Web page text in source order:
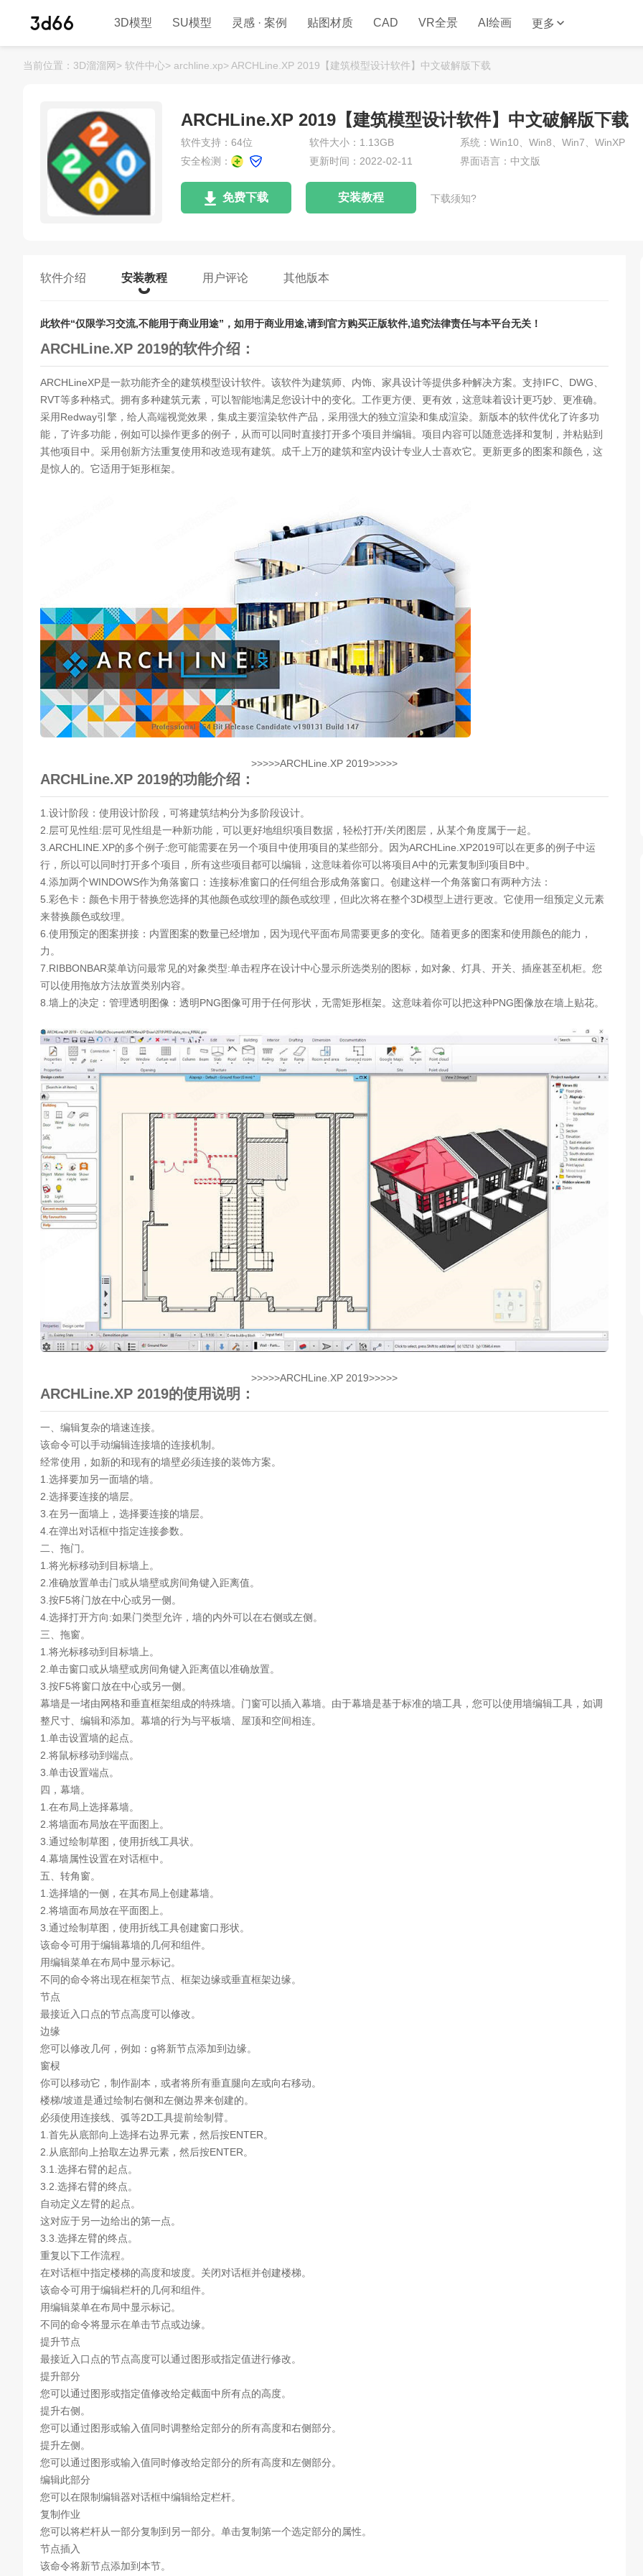
3D模型 SU模型 灵感 · 案例 贴图材质 CAD VR全景 AI绘画 更多
当前位置： 3D溜溜网> 软件中心> archline.xp> ARCHLine.XP 2019【建筑模型设计软件】中文破解版下载
ARCHLine.XP 2019【建筑模型设计软件】中文破解版下载
软件支持：64位 软件大小：1.13GB
系统：Win10、Win8、Win7、WinXP
安全检测：
更新时间：2022-02-11 界面语言：中文版
免费下载 安装教程 下载须知?
软件介绍 安装教程 用户评论 其他版本
此软件“仅限学习交流,不能用于商业用途”，如用于商业用途,请到官方购买正版软件,追究法律责任与本平台无关！
ARCHLine.XP 2019的软件介绍：
ARCHLineXP是一款功能齐全的建筑模型设计软件。该软件为建筑师、内饰、家具设计等提供多种解决方案。支持IFC、DWG、
RVT等多种格式。拥有多种建筑元素，可以智能地满足您设计中的变化。工作更方便、更有效，这意味着设计更巧妙、更准确。
采用Redway引擎，给人高端视觉效果，集成主要渲染软件产品，采用强大的独立渲染和集成渲染。新版本的软件优化了许多功
能，了许多功能，例如可以操作更多的例子，从而可以同时直接打开多个项目并编辑。项目内容可以随意选择和复制，并粘贴到
其他项目中。采用创新方法重复使用和改造现有建筑。成千上万的建筑和室内设计专业人士喜欢它。更新更多的图案和颜色，这
是惊人的。它适用于矩形框架。
>>>>>ARCHLine.XP 2019>>>>>
ARCHLine.XP 2019的功能介绍：
1.设计阶段：使用设计阶段，可将建筑结构分为多阶段设计。
2.层可见性组:层可见性组是一种新功能，可以更好地组织项目数据，轻松打开/关闭图层，从某个角度属于一起。
3.ARCHLINE.XP的多个例子:您可能需要在另一个项目中使用项目的某些部分。因为ARCHLine.XP2019可以在更多的例子中运
行，所以可以同时打开多个项目，所有这些项目都可以编辑，这意味着你可以将项目A中的元素复制到项目B中。
4.添加两个WINDOWS作为角落窗口：连接标准窗口的任何组合形成角落窗口。创建这样一个角落窗口有两种方法：
5.彩色卡：颜色卡用于替换您选择的其他颜色或纹理的颜色或纹理，但此次将在整个3D模型上进行更改。它使用一组预定义元素
来替换颜色或纹理。
6.使用预定的图案拼接：内置图案的数量已经增加，因为现代平面布局需要更多的变化。随着更多的图案和使用颜色的能力，
力。
7.RIBBONBAR菜单访问最常见的对象类型:单击程序在设计中心显示所选类别的图标，如对象、灯具、开关、插座甚至机柜。您
可以使用拖放方法放置类别内容。
8.墙上的决定：管理透明图像：透明PNG图像可用于任何形状，无需矩形框架。这意味着你可以把这种PNG图像放在墙上贴花。
>>>>>ARCHLine.XP 2019>>>>>
ARCHLine.XP 2019的使用说明：
一、编辑复杂的墙速连接。
该命令可以手动编辑连接墙的连接机制。
经常使用，如新的和现有的墙壁必须连接的装饰方案。
1.选择要加另一面墙的墙。
2.选择要连接的墙层。
3.在另一面墙上，选择要连接的墙层。
4.在弹出对话框中指定连接参数。
二、拖门。
1.将光标移动到目标墙上。
2.准确放置单击门或从墙壁或房间角键入距离值。
3.按F5将门放在中心或另一侧。
4.选择打开方向:如果门类型允许，墙的内外可以在右侧或左侧。
三、拖窗。
1.将光标移动到目标墙上。
2.单击窗口或从墙壁或房间角键入距离值以准确放置。
3.按F5将窗口放在中心或另一侧。
幕墙是一堵由网格和垂直框架组成的特殊墙。门窗可以插入幕墙。由于幕墙是基于标准的墙工具，您可以使用墙编辑工具，如调
整尺寸、编辑和添加。幕墙的行为与平板墙、屋顶和空间相连。
1.单击设置墙的起点。
2.将鼠标移动到端点。
3.单击设置端点。
四，幕墙。
1.在布局上选择幕墙。
2.将墙面布局放在平面图上。
3.通过绘制草图，使用折线工具状。
4.幕墙属性设置在对话框中。
五、转角窗。
1.选择墙的一侧，在其布局上创建幕墙。
2.将墙面布局放在平面图上。
3.通过绘制草图，使用折线工具创建窗口形状。
该命令可用于编辑幕墙的几何和组件。
用编辑菜单在布局中显示标记。
不同的命令将出现在框架节点、框架边缘或垂直框架边缘。
节点
最接近入口点的节点高度可以修改。
边缘
您可以修改几何，例如：g将新节点添加到边缘。
窗棂
你可以移动它，制作副本，或者将所有垂直腿向左或向右移动。
楼梯/坡道是通过绘制右侧和左侧边界来创建的。
必须使用连接线、弧等2D工具提前绘制臂。
1.首先从底部向上选择右边界元素，然后按ENTER。
2.从底部向上拾取左边界元素，然后按ENTER。
3.1.选择右臂的起点。
3.2.选择右臂的终点。
自动定义左臂的起点。
这对应于另一边给出的第一点。
3.3.选择左臂的终点。
重复以下工作流程。
在对话框中指定楼梯的高度和坡度。关闭对话框并创建楼梯。
该命令可用于编辑栏杆的几何和组件。
用编辑菜单在布局中显示标记。
不同的命令将显示在单击节点或边缘。
提升节点
最接近入口点的节点高度可以通过图形或指定值进行修改。
提升部分
您可以通过图形或指定值修改给定截面中所有点的高度。
提升右侧。
您可以通过图形或输入值同时调整给定部分的所有高度和右侧部分。
提升左侧。
您可以通过图形或输入值同时修改给定部分的所有高度和左侧部分。
编辑此部分
您可以在限制编辑器对话框中编辑给定栏杆。
复制作业
您可以将栏杆从一部分复制到另一部分。单击复制第一个选定部分的属性。
节点插入
该命令将新节点添加到本节。